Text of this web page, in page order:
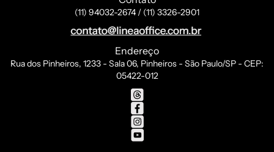
(11) 94032-2674 / (11) 3326-2901
Endereço
Rua dos Pinheiros, 1233 - Sala 06, Pinheiros - São Paulo/SP - CEP:
05422-012